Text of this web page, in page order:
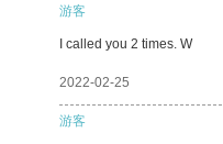
游客
I called you 2 times. W
2022-02-25
游客